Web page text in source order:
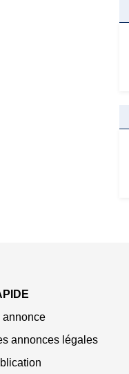
annonce
annonces légales